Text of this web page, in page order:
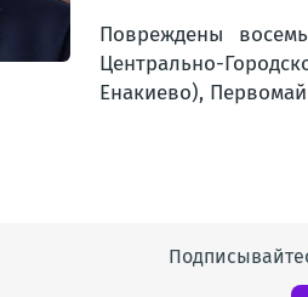
Повреждены
Центрально-
Енакиево),